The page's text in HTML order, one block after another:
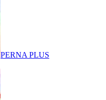
PERNA PLUS